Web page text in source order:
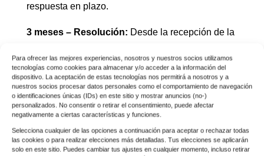
Para ofrecer las mejores experiencias, nosotros y nuestros socios utilizamos
tecnologías como cookies para almacenar y/o acceder a la información del
dispositivo. La aceptación de estas tecnologías nos permitirá a nosotros y a
nuestros socios procesar datos personales como el comportamiento de navegación
o identificaciones únicas (IDs) en este sitio y mostrar anuncios (no-)
personalizados. No consentir o retirar el consentimiento, puede afectar
negativamente a ciertas características y funciones.
Selecciona cualquier de las opciones a continuación para aceptar o rechazar todas
las cookies o para realizar elecciones más detalladas. Tus elecciones se aplicarán
solo en este sitio. Puedes cambiar tus ajustes en cualquier momento, incluso retirar
respuesta en plazo.
3 meses – Resolución: Desde la recepción de la
y comunicar resultado al informante: qué medidas
se adoptaron o por qué se archivó sin actuación.
Este plazo puede ampliarse justificadamente en
al denunciante por qué necesitas más tiempo.